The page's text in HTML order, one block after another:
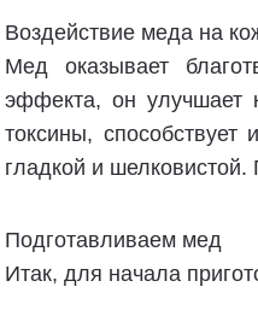
Воздействие меда на
Мед оказывает
эффекта, он улучшает
токсины,
гладкой и
Подготавливаем мед
Итак, для начала